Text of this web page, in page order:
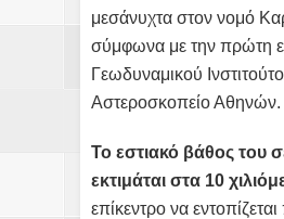
μεσάνυχτα στον νομό
σύμφωνα με την πρώτη
Γεωδυναμικού
Αστεροσκοπείο Αθηνών.
Το εστιακό βάθος του
εκτιμάται στα 10
επίκεντρο να